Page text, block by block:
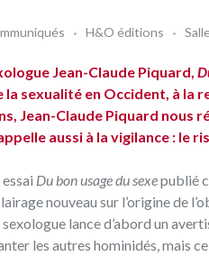
H&O éditions
Jean-Claude Piquard,
la sexualité en Occident, à la
Jean-Claude Piquard nous
aussi à la vigilance : le
Du bon usage du sexepublié
nouveau sur l’origine de
sexologue lance d’abord un
les autres hominidés, mais